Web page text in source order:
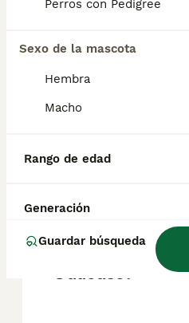
Perros con Pedigree
Sexo de la mascota
Hembra
Macho
Rango de edad
Generación
Guardar búsqueda
¿Cómo es el
Pastor Del
desventajas de la
¿Cuál es la
vida de un Pastor
Caucaso?